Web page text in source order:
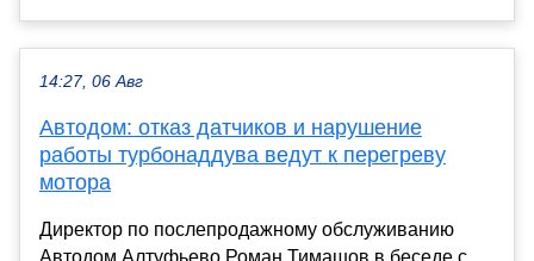
14:27, 06 Авг
Автодом: отказ датчиков и нарушение
работы турбонаддува ведут к перегреву
мотора
Директор по послепродажному обслуживанию